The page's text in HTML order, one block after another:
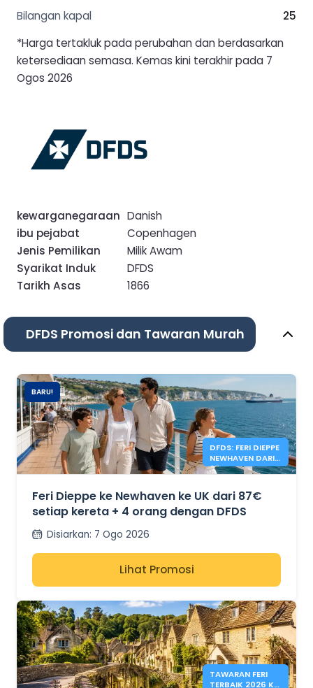
Bilangan kapal
25
*Harga tertakluk pada perubahan dan berdasarkan
ketersediaan semasa. Kemas kini terakhir pada 7
Ogos 2026
kewarganegaraan Danish
ibu pejabat
Copenhagen
Jenis Pemilikan
Milik Awam
Syarikat Induk
DFDS
Tarikh Asas
1866
DFDS Promosi dan Tawaran Murah
BARU!
DFDS: FERI DIEPPE
NEWHAVEN DARI
87€
Feri Dieppe ke Newhaven ke UK dari 87€
setiap kereta + 4 orang dengan DFDS
Disiarkan: 7 Ogo 2026
Lihat Promosi
TAWARAN FERI
TERBAIK 2026 KE